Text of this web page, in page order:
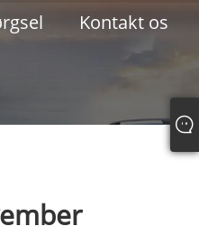
Kontakt os